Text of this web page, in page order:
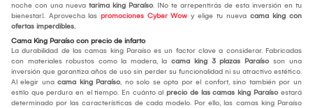
noche con una nueva tarima king Paraíso. ¡No te arrepentirás de esta inversión en tu
bienestar!. Aprovecha las promociones Cyber Wow y elige tu nueva cama king con
ofertas imperdibles.
Cama King Paraíso con precio de infarto
La durabilidad de las camas king Paraíso es un factor clave a considerar. Fabricadas
con materiales robustos como la madera, la cama king 3 plazas Paraíso son una
inversión que garantiza años de uso sin perder su funcionalidad ni su atractivo estético.
Al elegir una cama king Paraíso, no solo se opta por el confort, sino también por un
estilo que perdura en el tiempo. En cuánto al precio de las camas king Paraíso estará
determinado por las características de cada modelo. Por ello, las camas king Paraíso